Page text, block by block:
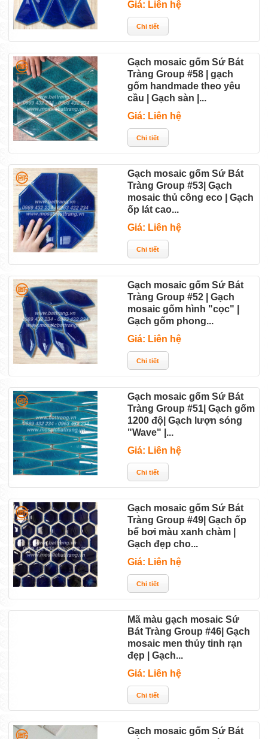
Giá: Liên hệ
Gạch mosaic gốm Sứ Bát
Tràng Group #58 | gạch
gốm handmade theo yêu
cầu | Gạch sàn |...
Giá: Liên hệ
Gạch mosaic gốm Sứ Bát
Tràng Group #53| Gạch
mosaic thủ công eco | Gạch
ốp lát cao...
Giá: Liên hệ
Gạch mosaic gốm Sứ Bát
Tràng Group #52 | Gạch
mosaic gốm hình "cọc" |
Gạch gốm phong...
Giá: Liên hệ
Gạch mosaic gốm Sứ Bát
Tràng Group #51| Gạch gốm
1200 độ| Gạch lượn sóng
"Wave" |...
Giá: Liên hệ
Gạch mosaic gốm Sứ Bát
Tràng Group #49| Gạch ốp
bể bơi màu xanh chàm |
Gạch đẹp cho...
Giá: Liên hệ
Mã màu gạch mosaic Sứ
Bát Tràng Group #46| Gạch
mosaic men thủy tinh rạn
đẹp | Gạch...
Giá: Liên hệ
Gạch mosaic gốm Sứ Bát